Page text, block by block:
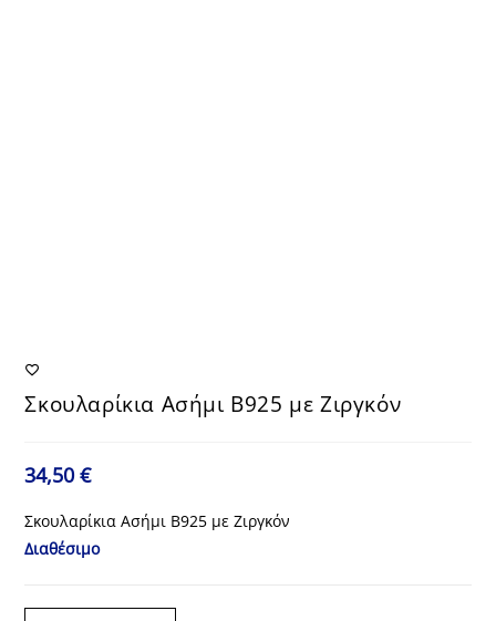
Σκουλαρίκια Ασήμι Β925 με Ζιργκόν
34,50€
Σκουλαρίκια Ασήμι Β925 με Ζιργκόν
Διαθέσιμο